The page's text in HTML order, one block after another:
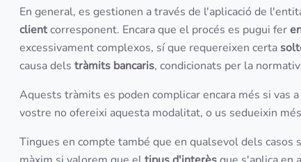
En general, es gestionen a través de l'aplicació de
clientcorresponent. Encara que el procés es pugui fer
excessivament complexos, sí que requereixen certa
causa dels tràmits bancaris, condicionats per la
Aquests tràmits es poden complicar encara més si vas a
vostre no ofereixi aquesta modalitat, o us sedueixin
Tingues en compte també que en qualsevol dels